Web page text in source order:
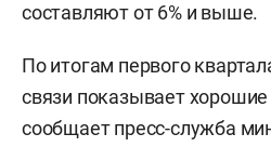
составляют от 6% и выше.
По итогам первого
связи показывает
сообщает пресс-служба